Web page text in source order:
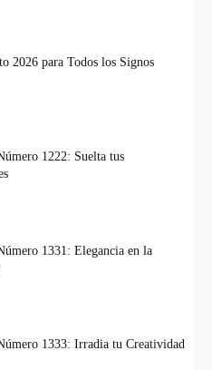
2026 para Todos los Signos
1222: Suelta tus
1331: Elegancia en la
1333: Irradia tu Creatividad